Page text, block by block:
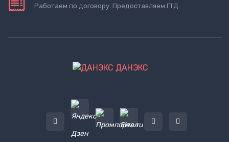
Работаем по договору. Предоставляем ГТД.
ДАНЭКС